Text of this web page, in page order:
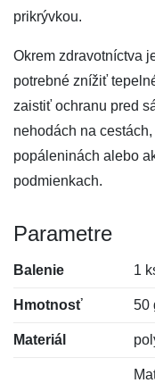
prikrývkou.
Okrem zdravotníctva
potrebné znížiť
zaistiť ochranu pred
nehodách na
popáleninách alebo
podmienkach.
Parametre
Balenie 1
Hmotnosť 50
Materiál